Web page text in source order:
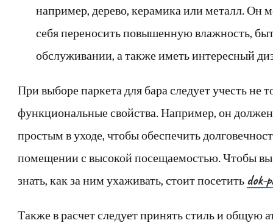
например, дерево, керамика или металл. Он
себя переносить повышенную влажность,
обслуживании, а также иметь интересный
При выборе паркета для бара следует учесть не
функциональные свойства. Например, он должен
простым в уходе, чтобы обеспечить
помещении с высокой посещаемостью. Чтобы
знать, как за ним ухаживать, стоит посетить dok-
Также в расчет следует принять стиль и общую